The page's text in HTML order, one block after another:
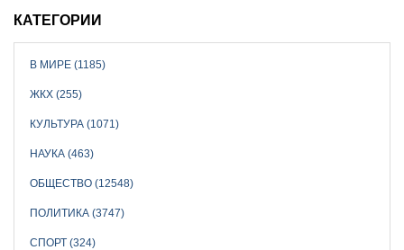
КАТЕГОРИИ
В МИРЕ (1185)
ЖКХ (255)
КУЛЬТУРА (1071)
НАУКА (463)
ОБЩЕСТВО (12548)
ПОЛИТИКА (3747)
СПОРТ (324)